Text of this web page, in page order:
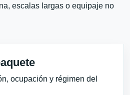
escalas largas o equipaje no
ocupación y régimen del